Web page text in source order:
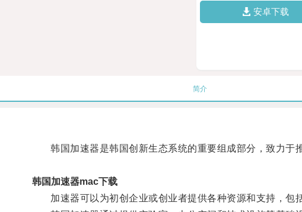
安卓下载
简介
韩国加速器是韩国创新生态系统的重要组成部分，致力于推
韩国加速器mac下载
加速器可以为初创企业或创业者提供各种资源和支持，包括